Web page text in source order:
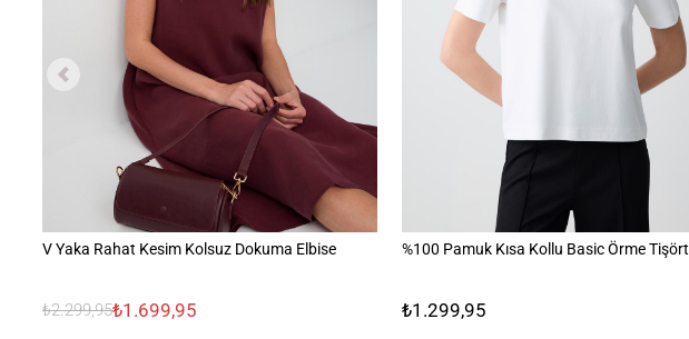
V Yaka Rahat Kesim Kolsuz Dokuma Elbise
₺2.299,95₺1.699,95
%100 Pamuk Kısa Kollu Basic Örme Tişört
₺1.299,95